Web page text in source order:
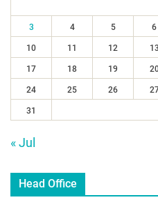
3 4 5 6
10 11 12 13
17 18 19
24 25 26
31
« Jul
Head Office